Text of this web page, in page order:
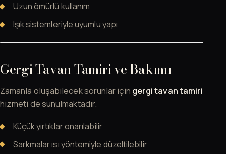
Uzun ömürlü kullanım
Işık sistemleriyle uyumlu yapı
Gergi Tavan Tamiri ve Bakımı
Zamanla oluşabilecek sorunlar için gergi tavan tamiri
hizmeti de sunulmaktadır.
Küçük yırtıklar onarılabilir
Sarkmalar ısı yöntemiyle düzeltilebilir